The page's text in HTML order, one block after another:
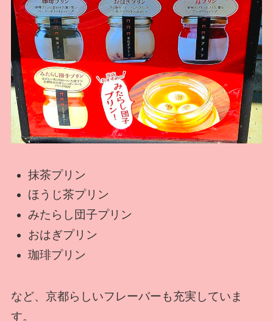
抹茶プリン
ほうじ茶プリン
みたらし団子プリン
おはぎプリン
珈琲プリン
など、京都らしいフレーバーも充実していま
す。